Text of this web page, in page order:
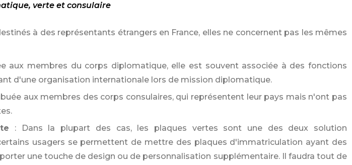
verte et consulaire
à des représentants étrangers en France, elles ne concernent pas les mêmes
aux membres du corps diplomatique, elle est souvent associée à des fonctions
d'une organisation internationale lors de mission diplomatique.
aux membres des corps consulaires, qui représentent leur pays mais n'ont pas
: Dans la plupart des cas, les plaques vertes sont une des deux solution
usagers se permettent de mettre des plaques d'immatriculation ayant des
une touche de design ou de personnalisation supplémentaire. Il faudra tout de